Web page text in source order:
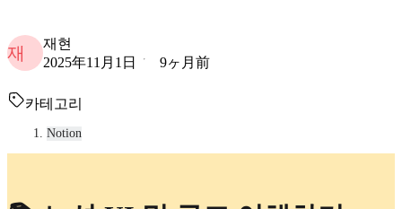
재
재현
2025年11月1日
9ヶ月前
카테고리
Notion